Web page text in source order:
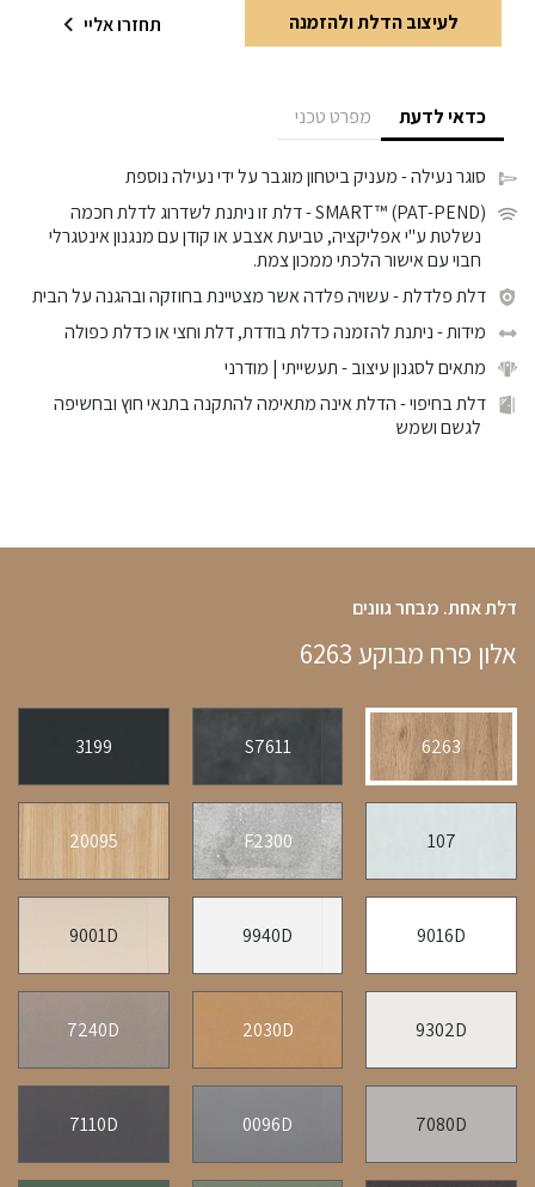
לעיצוב הדלת ולהזמנה תחזרו אליי
כדאי לדעת מפרט טכני
סוגר נעילה- מעניק ביטחון מוגבר על ידי נעילה נוספת
SMART™ (PAT-PEND)- דלת זו ניתנת לשדרוג לדלת חכמה
נשלטת ע"י אפליקציה, טביעת אצבע או קודן עם מנגנון אינטגרלי
חבוי עם אישור הלכתי ממכון צמת.
דלת פלדלת- עשויה פלדה אשר מצטיינת בחוזקה ובהגנה על הבית
מידות- ניתנת להזמנה כדלת בודדת, דלת וחצי או כדלת כפולה
מתאים לסגנון עיצוב- תעשייתי | מודרני
דלת בחיפוי- הדלת אינה מתאימה להתקנה בתנאי חוץ ובחשיפה
לגשם ושמש
6263
S7611
3199
107
F2300
20095
9016D
9940D
9001D
9302D
2030D
7240D
7080D
0096D
7110D
דלת אחת. מבחר גוונים
אלון פרח מבוקע 6263